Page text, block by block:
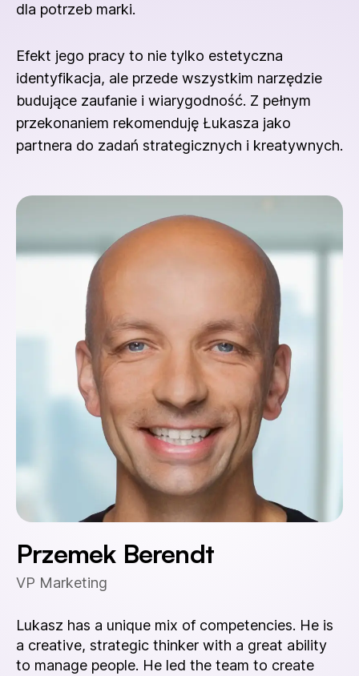
dla potrzeb marki.
Efekt jego pracy to nie tylko estetyczna
identyfikacja, ale przede wszystkim narzędzie
budujące zaufanie i wiarygodność. Z pełnym
przekonaniem rekomenduję Łukasza jako
partnera do zadań strategicznych i kreatywnych.
Przemek Berendt
VP Marketing
Lukasz has a unique mix of competencies. He is
a creative, strategic thinker with a great ability
to manage people. He led the team to create